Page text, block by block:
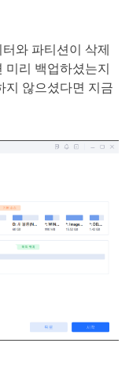
와 파티션이 삭제
리 백업하셨는지
지 않으셨다면 지금